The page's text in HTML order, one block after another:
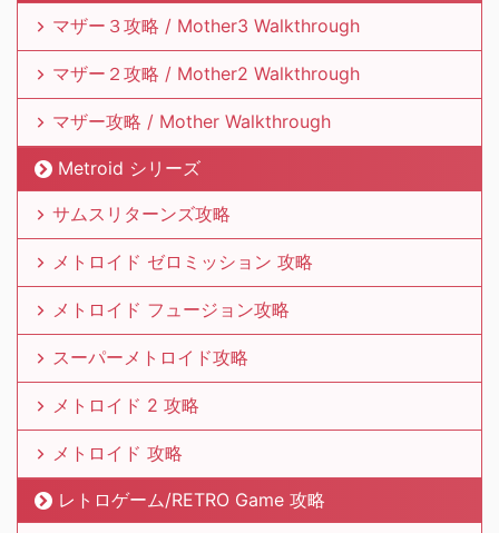
マザー３攻略 / Mother3 Walkthrough
マザー２攻略 / Mother2 Walkthrough
マザー攻略 / Mother Walkthrough
Metroid シリーズ
サムスリターンズ攻略
メトロイド ゼロミッション 攻略
メトロイド フュージョン攻略
スーパーメトロイド攻略
メトロイド 2 攻略
メトロイド 攻略
レトロゲーム/RETRO Game 攻略